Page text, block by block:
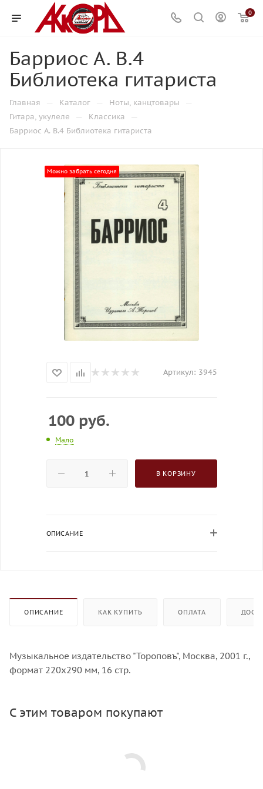
0
Барриос А. В.4
Библиотека гитариста
Главная — Каталог — Ноты, канцтовары —
Гитара, укулеле — Классика —
Барриос А. В.4 Библиотека гитариста
Можно забрать сегодня
Артикул: 3945
100руб.
Мало
В КОРЗИНУ
ОПИСАНИЕ
ОПИСАНИЕ КАК КУПИТЬ ОПЛАТА
Музыкальное издательство "Тороповъ", Москва, 2001 г.,
формат 220х290 мм, 16 стр.
С этим товаром покупают